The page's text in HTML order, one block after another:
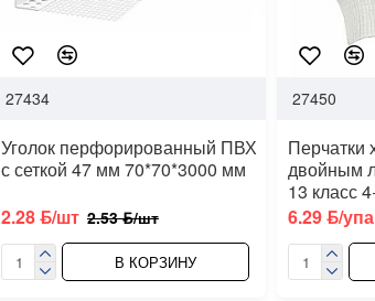
27434
Уголок перфорированный ПВХ
с сеткой 47 мм 70*70*3000 мм
2.28 ƃ/шт 2.53 ƃ/шт
В КОРЗИНУ
27450
Перчатки
двойным
13 класс
6.29 ƃ/